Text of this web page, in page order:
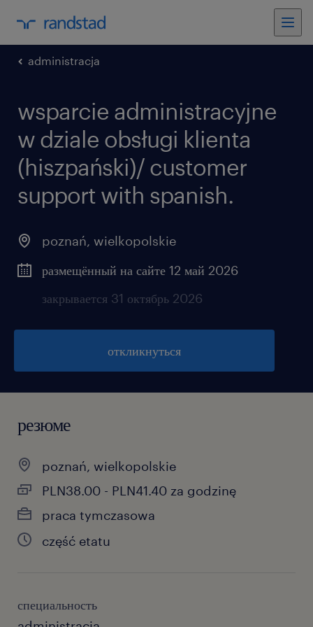
administracja
wsparcie administracyjne
w dziale obsługi klienta
(hiszpański)/ customer
support with spanish.
poznań, wielkopolskie
размещённый на сайте 12 май 2026
закрывается 31 октябрь 2026
откликнуться
резюме
poznań, wielkopolskie
PLN38.00 - PLN41.40 za godzinę
praca tymczasowa
część etatu
специальность